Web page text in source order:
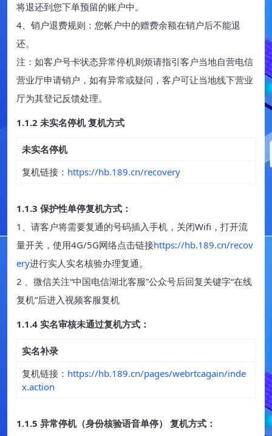
将退还到您下单预留的账户中。
4、销户退费规则：您帐户中的赠费余额在销户后不能退
还。
注：如客户号卡状态异常停机则烦请指引客户当地自营电信
营业厅申请销户，如有异常或疑问，客户可让当地线下营业
厅为其登记反馈处理。
1.1.2 未实名停机 复机方式
未实名停机
复机链接： https://hb.189.cn/recovery
1.1.3 保护性单停复机方式：
1、请客户将需要复通的号码插入手机，关闭Wifi，打开流
量开关，使用4G/5G网络点击链接https://hb.189.cn/recov
ery进行实人实名核验办理复通。
2 、微信关注“中国电信湖北客服”公众号后回复关键字“在线
复机”后进入视频客服复机
1.1.4 实名审核未通过复机方式：
实名补录
复机链接： https://hb.189.cn/pages/webrtcagain/inde
x.action
1.1.5 异常停机（身份核验语音单停） 复机方式：